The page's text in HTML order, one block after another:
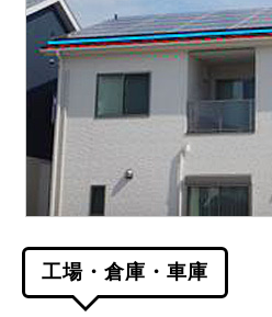
工場・倉庫・車庫